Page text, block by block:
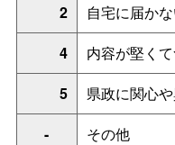
2
自宅に届か
4
内容が堅く
5
県政に関心
-
その他